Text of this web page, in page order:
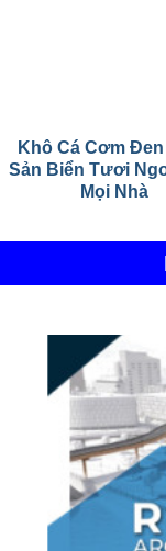
Khô Cá Cơm
Sản Biển Tươi
Mọi Nhà